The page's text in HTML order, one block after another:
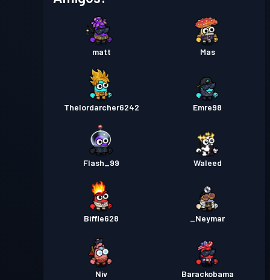
matt Mas
Thelordarcher6242 Emre98
Flash_99 Waleed
Biffle628 _Neymar
Niv Barackobama